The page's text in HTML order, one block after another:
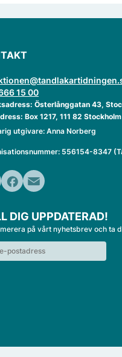
15 00
Österlånggatan 43,
Box 1217, 111 82 Stockholm
utgivare: Anna Norberg
556154-8347
DIG UPPDATERAD!
på vårt nyhetsbrev och ta